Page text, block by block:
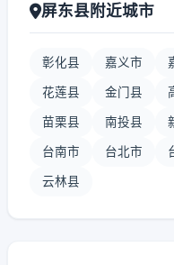
屏东县附近城市
彰化县 嘉义市
花莲县 金门县
苗栗县 南投县
台南市 台北市
云林县